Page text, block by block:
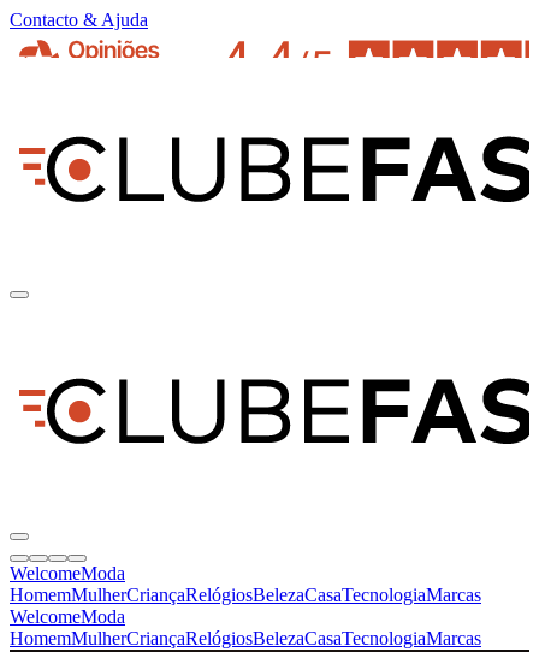
Contacto & Ajuda
WelcomeModa
HomemMulherCriançaRelógiosBelezaCasaTecnologiaMarcas
WelcomeModa
HomemMulherCriançaRelógiosBelezaCasaTecnologiaMarcas